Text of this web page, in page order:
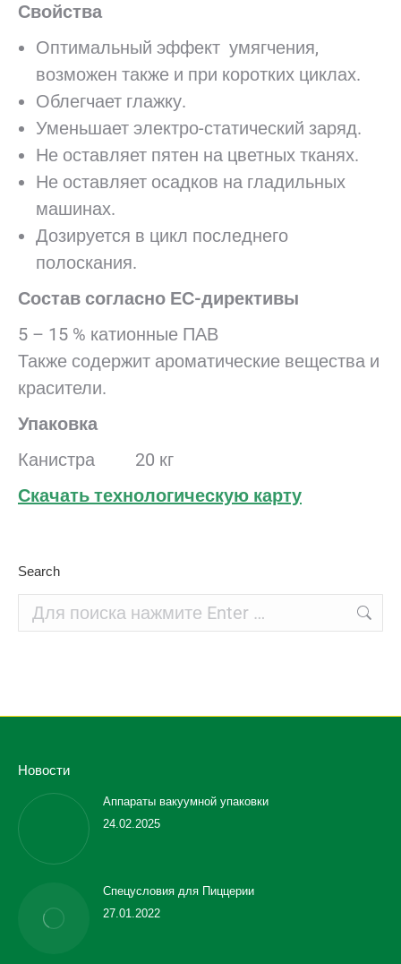
Свойства
Оптимальный эффект умягчения,
возможен также и при коротких циклах.
Облегчает глажку.
Уменьшает электро-статический заряд.
Не оставляет пятен на цветных тканях.
Не оставляет осадков на гладильных
машинах.
Дозируется в цикл последнего
полоскания.
Состав согласно ЕС-директивы
5 – 15 % катионные ПАВ
Также содержит ароматические вещества и
красители.
Упаковка
Канистра 20 кг
Скачать технологическую карту
Search
Новости
Аппараты вакуумной упаковки
24.02.2025
Спецусловия для Пиццерии
27.01.2022